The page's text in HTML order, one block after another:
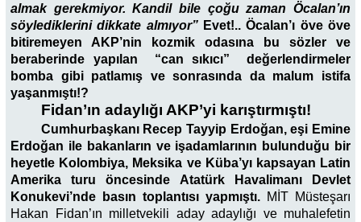
almak gerekmiyor. Kandil bile çoğu zaman Öcalan’ın
söylediklerini dikkate almıyor” Evet!.. Öcalan’ı öve öve
bitiremeyen AKP’nin kozmik odasına bu sözler ve
beraberinde yapılan “can sıkıcı” değerlendirmeler
bomba gibi patlamış ve sonrasında da malum istifa
yaşanmıştı!?
Fidan’ın adaylığı AKP’yi karıştırmıştı!
Cumhurbaşkanı Recep Tayyip Erdoğan, eşi Emine
Erdoğan ile bakanların ve işadamlarının bulunduğu bir
heyetle Kolombiya, Meksika ve Küba’yı kapsayan Latin
Amerika turu öncesinde Atatürk Havalimanı Devlet
Konukevi’nde basın toplantısı yapmıştı. MİT Müsteşarı
Hakan Fidan’ın milletvekili aday adaylığı ve muhalefetin